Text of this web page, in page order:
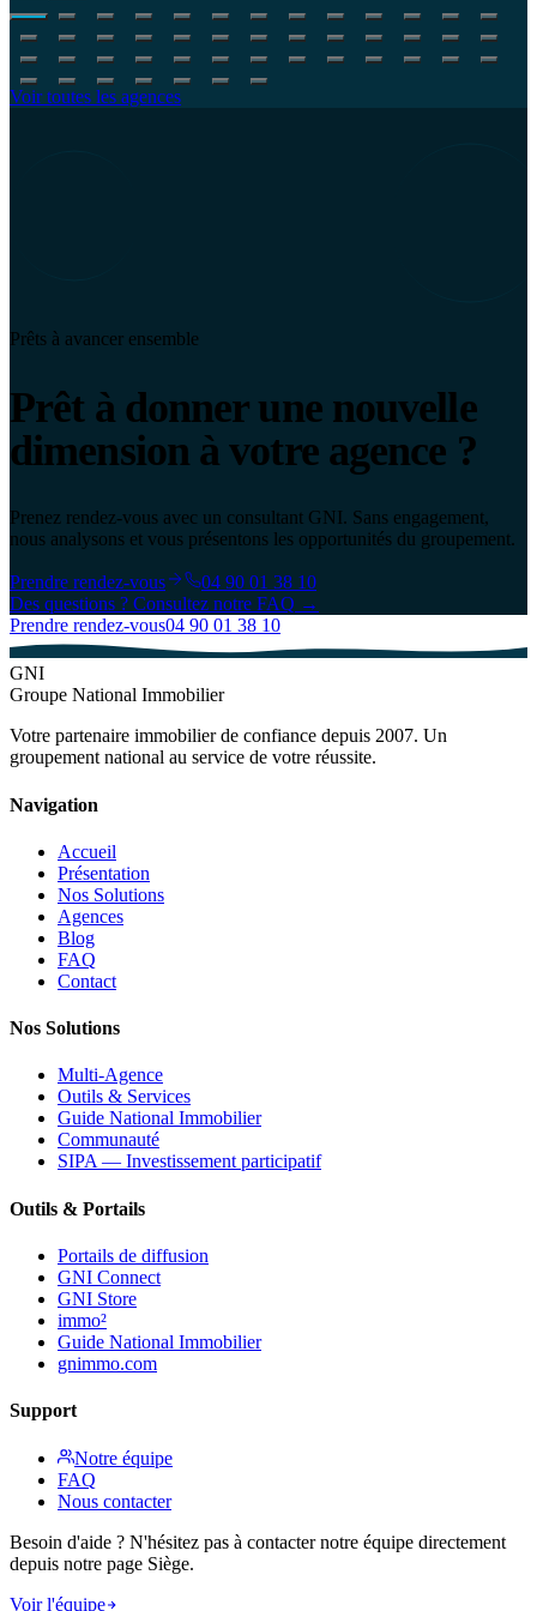
Voir toutes les agences
Prêts à avancer ensemble
Prêt à donner une nouvelle
dimension à votre agence ?
Prenez rendez-vous avec un consultant GNI. Sans engagement,
nous analysons et vous présentons les opportunités du groupement.
Prendre rendez-vous
04 90 01 38 10
Des questions ? Consultez notre FAQ →
Prendre rendez-vous04 90 01 38 10
GNI
Groupe National Immobilier
Votre partenaire immobilier de confiance depuis 2007. Un
groupement national au service de votre réussite.
Navigation
Accueil
Présentation
Nos Solutions
Agences
Blog
FAQ
Contact
Nos Solutions
Multi-Agence
Outils & Services
Guide National Immobilier
Communauté
SIPA — Investissement participatif
Outils & Portails
Portails de diffusion
GNI Connect
GNI Store
immo²
Guide National Immobilier
gnimmo.com
Support
Notre équipe
FAQ
Nous contacter
Besoin d'aide ? N'hésitez pas à contacter notre équipe directement
depuis notre page Siège.
Voir l'équipe